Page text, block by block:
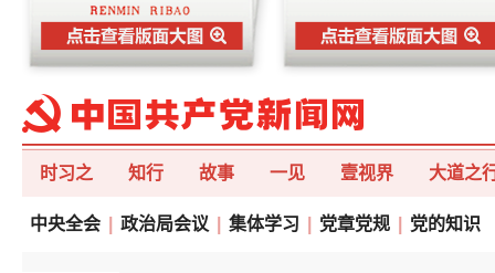
时习之 知行 故事 一见 壹视界 大道之
中央全会 政治局会议 集体学习 党章党规 党的知识